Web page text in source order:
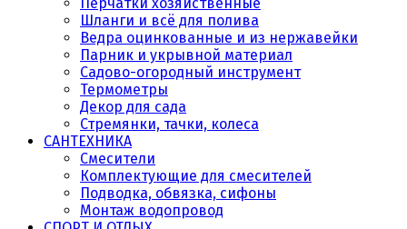
Шланги и всё для полива
Ведра оцинкованные и из нержавейки
Парник и укрывной материал
Садово-огородный инструмент
Термометры
Декор для сада
Стремянки, тачки, колеса
САНТЕХНИКА
Смесители
Комплектующие для смесителей
Подводка, обвязка, сифоны
Монтаж водопровод